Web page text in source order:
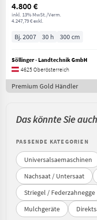
4.800 €
inkl. 13% MwSt./Verm.
4.247,79 € exkl.
Bj. 2007 30 h 300 cm
Söllinger - Landtechnik GmbH
4625 Oberösterreich
Premium Gold Händler
Das könnte Sie
PASSENDE KATEGORIEN
Universalsaemaschinen
Nachsaat / Untersaat
Striegel / Federzahnegge
Mulchgeräte